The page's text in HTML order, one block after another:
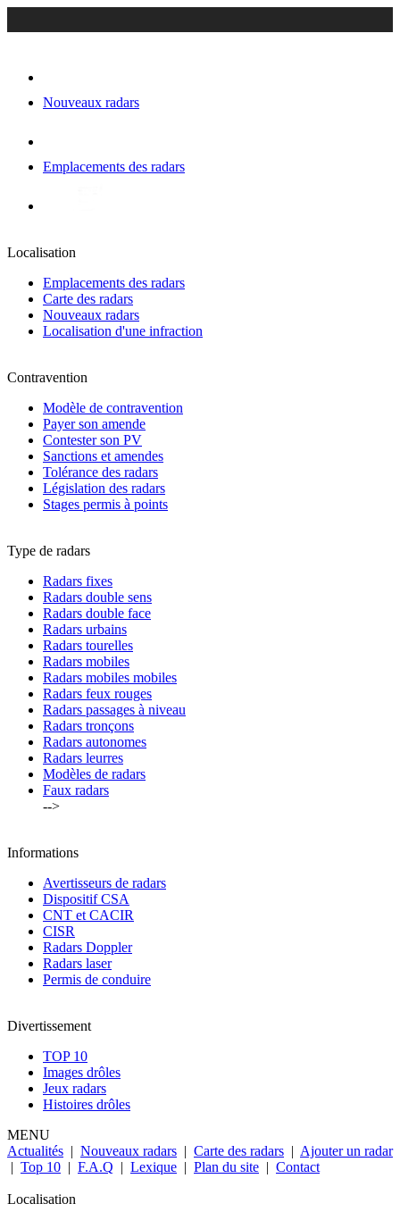
Nouveaux radars
Emplacements des radars
Localisation
Emplacements des radars
Carte des radars
Nouveaux radars
Localisation d'une infraction
Contravention
Modèle de contravention
Payer son amende
Contester son PV
Sanctions et amendes
Tolérance des radars
Législation des radars
Stages permis à points
Type de radars
Radars fixes
Radars double sens
Radars double face
Radars urbains
Radars tourelles
Radars mobiles
Radars mobiles mobiles
Radars feux rouges
Radars passages à niveau
Radars tronçons
Radars autonomes
Radars leurres
Modèles de radars
Faux radars
-->
Informations
Avertisseurs de radars
Dispositif CSA
CNT et CACIR
CISR
Radars Doppler
Radars laser
Permis de conduire
Divertissement
TOP 10
Images drôles
Jeux radars
Histoires drôles
MENU
Actualités | Nouveaux radars | Carte des radars | Ajouter un radar
| Top 10 | F.A.Q | Lexique | Plan du site | Contact
Localisation